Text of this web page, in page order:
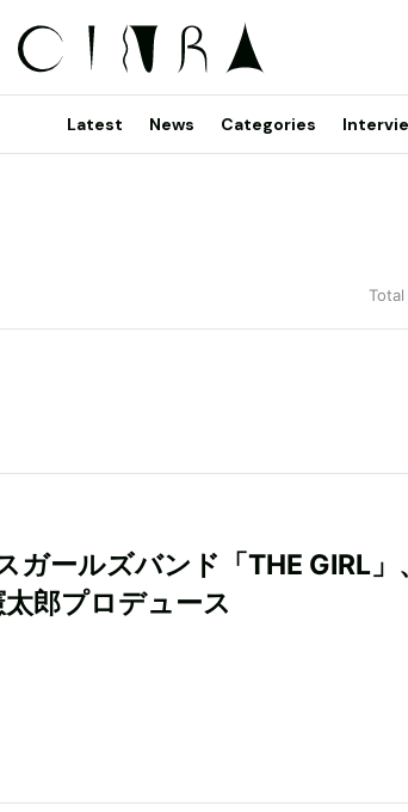
Latest News Categories
ガールズバンド「THE GIRL」
郎プロデュース